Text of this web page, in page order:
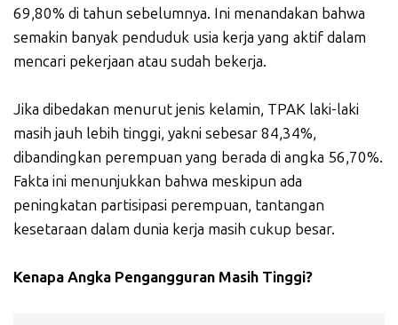
69,80% di tahun sebelumnya. Ini menandakan bahwa
semakin banyak penduduk usia kerja yang aktif dalam
mencari pekerjaan atau sudah bekerja.
Jika dibedakan menurut jenis kelamin, TPAK laki-laki
masih jauh lebih tinggi, yakni sebesar 84,34%,
dibandingkan perempuan yang berada di angka 56,70%.
Fakta ini menunjukkan bahwa meskipun ada
peningkatan partisipasi perempuan, tantangan
kesetaraan dalam dunia kerja masih cukup besar.
Kenapa Angka Pengangguran Masih Tinggi?